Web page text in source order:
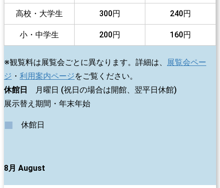
高校・大学生 300円 240円
小・中学生 200円 160円
※観覧料は展覧会ごとに異なります。詳細は、
展覧会ペー
ジ ・ 利用案内ページをご覧ください。
休館日
月曜日 (祝日の場合は開館、翌平日休館)
展示替え期間・年末年始
■ 休館日
8月 August